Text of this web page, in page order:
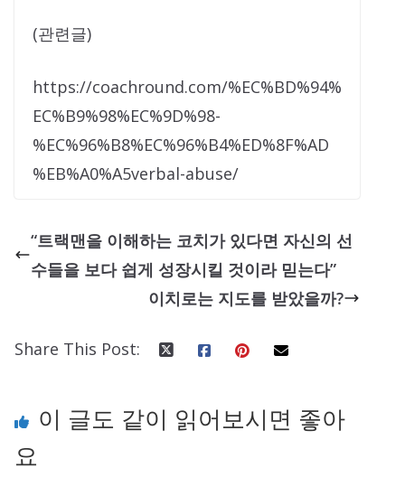
(관련글)
https://coachround.com/%EC%BD%94%
EC%B9%98%EC%9D%98-
%EC%96%B8%EC%96%B4%ED%8F%AD
%EB%A0%A5verbal-abuse/
“트랙맨을 이해하는 코치가 있다면 자신의 선
수들을 보다 쉽게 성장시킬 것이라 믿는다”
이치로는 지도를 받았을까?
Share This Post:
이 글도 같이 읽어보시면 좋아
요